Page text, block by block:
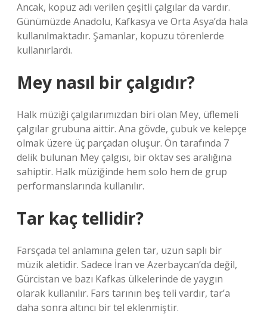
Ancak, kopuz adı verilen çeşitli çalgılar da vardır.
Günümüzde Anadolu, Kafkasya ve Orta Asya’da hala
kullanılmaktadır. Şamanlar, kopuzu törenlerde
kullanırlardı.
Mey nasıl bir çalgıdır?
Halk müziği çalgılarımızdan biri olan Mey, üflemeli
çalgılar grubuna aittir. Ana gövde, çubuk ve kelepçe
olmak üzere üç parçadan oluşur. Ön tarafında 7
delik bulunan Mey çalgısı, bir oktav ses aralığına
sahiptir. Halk müziğinde hem solo hem de grup
performanslarında kullanılır.
Tar kaç tellidir?
Farsçada tel anlamına gelen tar, uzun saplı bir
müzik aletidir. Sadece İran ve Azerbaycan’da değil,
Gürcistan ve bazı Kafkas ülkelerinde de yaygın
olarak kullanılır. Fars tarının beş teli vardır, tar’a
daha sonra altıncı bir tel eklenmiştir.